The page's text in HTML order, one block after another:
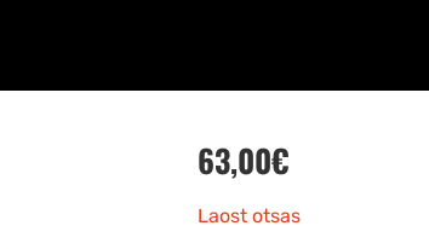
63,00€
Laost otsas